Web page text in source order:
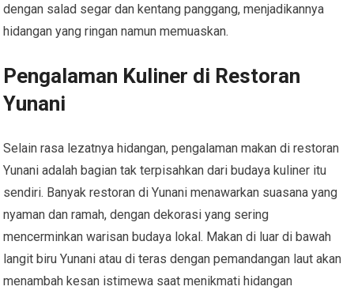
dengan salad segar dan kentang panggang, menjadikannya
hidangan yang ringan namun memuaskan.
Pengalaman Kuliner di Restoran
Yunani
Selain rasa lezatnya hidangan, pengalaman makan di restoran
Yunani adalah bagian tak terpisahkan dari budaya kuliner itu
sendiri. Banyak restoran di Yunani menawarkan suasana yang
nyaman dan ramah, dengan dekorasi yang sering
mencerminkan warisan budaya lokal. Makan di luar di bawah
langit biru Yunani atau di teras dengan pemandangan laut akan
menambah kesan istimewa saat menikmati hidangan